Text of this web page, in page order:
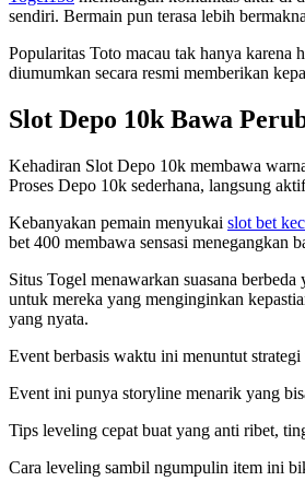
sendiri. Bermain pun terasa lebih
Popularitas Toto macau tak hanya karena
diumumkan secara resmi memberikan
Slot Depo 10k Bawa
Kehadiran Slot Depo 10k membawa
Proses Depo 10k sederhana, langsung
Kebanyakan pemain menyukai slot bet
bet 400 membawa sensasi menegangkan
Situs Togel menawarkan suasana
untuk mereka yang menginginkan
yang nyata.
Event berbasis waktu ini menuntut
Event ini punya storyline menarik yang
Tips leveling cepat buat yang anti ribet,
Cara leveling sambil ngumpulin item ini